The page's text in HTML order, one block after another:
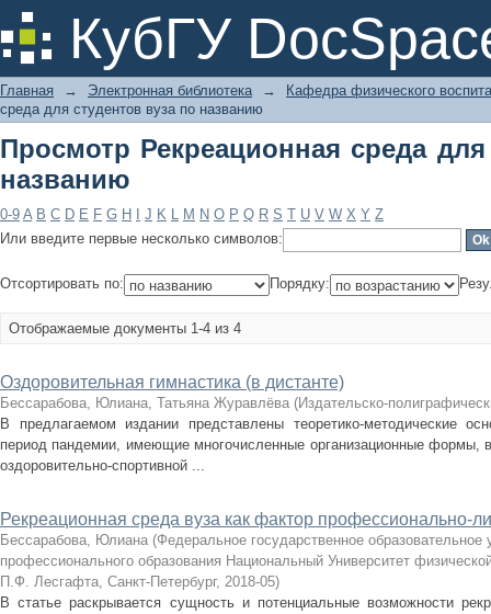
КубГУ
Просмотр Рекреационная среда
Главная → Электронная библиотека →
Кафедра физического
среда для студентов вуза по названию
Просмотр Рекреационная среда
названию
0-9 A B C D E F G H J K L M N O P Q R S T U V W X Y Z
Или введите первые несколько символов:
Отсортировать по: Порядку:
Отображаемые документы 1-4 из 4
Оздоровительная гимнастика (в дистанте)
Бессарабова, Юлиана, Татьяна Журавлёва (Издательско-
В предлагаемом издании представлены теоретико-методические
период пандемии, имеющие многочисленные организационные формы,
оздоровительно-спортивной ...
Рекреационная среда вуза как фактор профессионально-
Бессарабова, Юлиана (Федеральное государственное
профессионального образования Национальный Университет
П.Ф. Лесгафта, Санкт-Петербург, 2018-05)
В статье раскрывается сущность и потенциальные возможности